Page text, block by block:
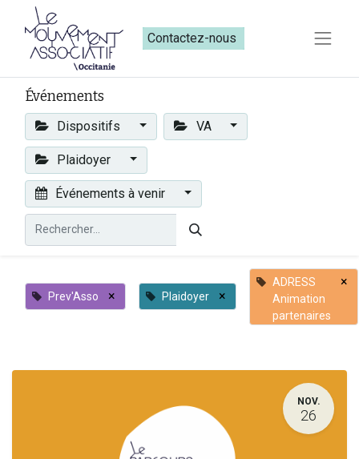
Contactez-nous​​
Événements
Dispositifs VA
Plaidoyer
Événements à venir
Prev'Asso × Plaidoyer ×
ADRESS
Animation
partenaires
×
NOV.
26